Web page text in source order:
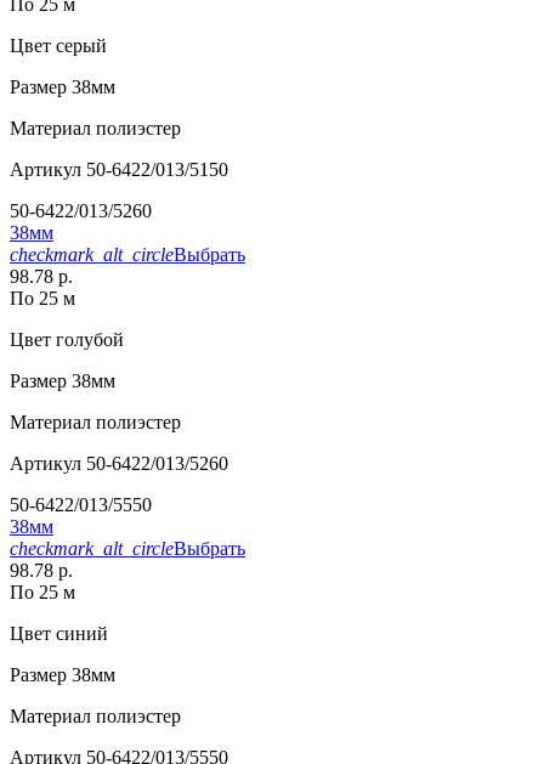
По 25 м
Цвет серый
Размер 38мм
Материал полиэстер
Артикул 50-6422/013/5150
50-6422/013/5260
38мм
checkmark_alt_circleВыбрать
98.78 р.
По 25 м
Цвет голубой
Размер 38мм
Материал полиэстер
Артикул 50-6422/013/5260
50-6422/013/5550
38мм
checkmark_alt_circleВыбрать
98.78 р.
По 25 м
Цвет синий
Размер 38мм
Материал полиэстер
Артикул 50-6422/013/5550